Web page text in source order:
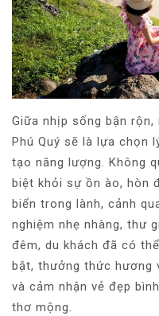
Giữa nhịp sống bận
Phú Quý sẽ là lựa chọn
tạo năng lượng. Không
biệt khỏi sự ồn ào, hòn
biển trong lành, cảnh
nghiệm nhẹ nhàng, thư
đêm, du khách đã có
bật, thưởng thức hương
và cảm nhận vẻ đẹp
thơ mộng.